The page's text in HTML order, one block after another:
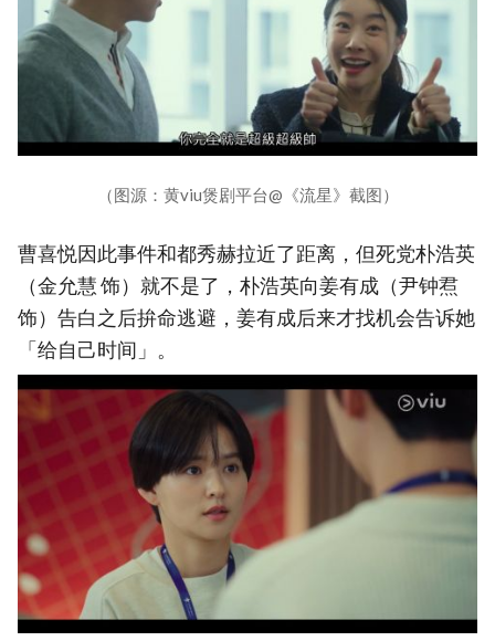
（图源：黄viu煲剧平台@《流星》截图）
曹喜悦因此事件和都秀赫拉近了距离，但死党朴浩英
（金允慧 饰）就不是了，朴浩英向姜有成（尹钟焄
饰）告白之后拚命逃避，姜有成后来才找机会告诉她
「给自己时间」。